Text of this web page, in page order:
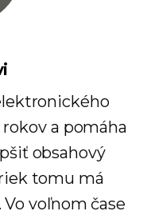
a pomáha
obsahový
tomu má
voľnom čase